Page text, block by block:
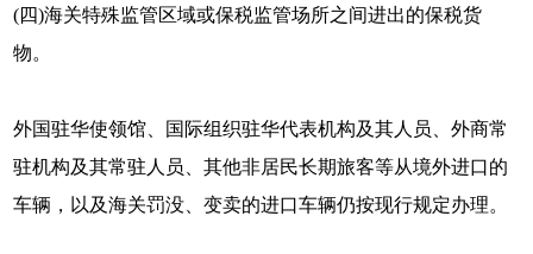
(四)海关特殊监管区域或保税监管场所之间进出的保税货
物。
外国驻华使领馆、国际组织驻华代表机构及其人员、外商常
驻机构及其常驻人员、其他非居民长期旅客等从境外进口的
车辆，以及海关罚没、变卖的进口车辆仍按现行规定办理。